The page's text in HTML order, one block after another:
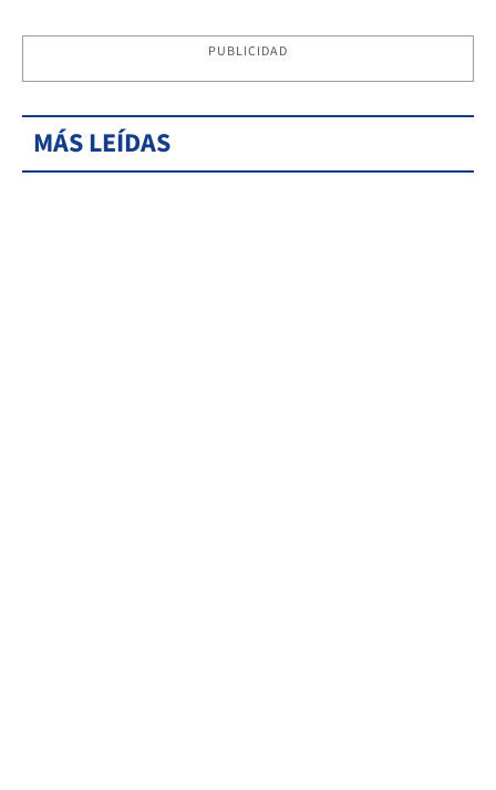
PUBLICIDAD
MÁS LEÍDAS